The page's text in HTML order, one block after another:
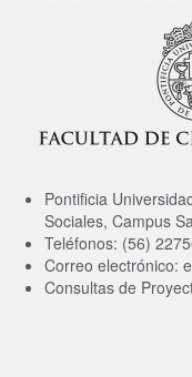
Pontificia
Sociales, Campus
Teléfonos: (56)
Correo electrónico:
Consultas de